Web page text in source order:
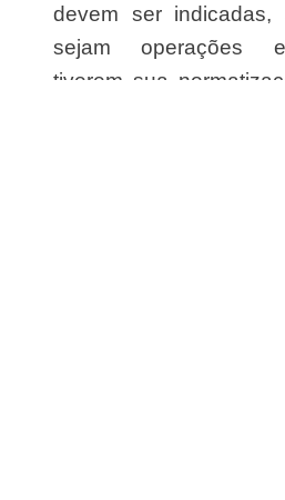
devem ser indicadas,
sejam operações
tiverem sua